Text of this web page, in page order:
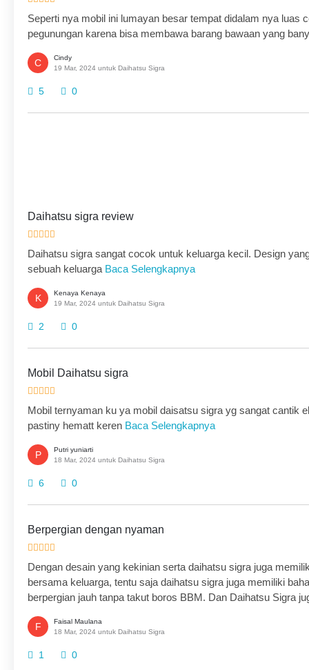
Seperti nya mobil ini lumayan besar tempat didalam nya luas
pegunungan karena bisa membawa barang bawaan yang
C
Cindy
19 Mar, 2024 untuk Daihatsu Sigra
5 0
Daihatsu sigra review
Daihatsu sigra sangat cocok untuk keluarga kecil. Design
sebuah keluarga Baca Selengkapnya
K
Kenaya Kenaya
19 Mar, 2024 untuk Daihatsu Sigra
2 0
Mobil Daihatsu sigra
Mobil ternyaman ku ya mobil daisatsu sigra yg sangat cantik
pastiny hematt keren Baca Selengkapnya
P
Putri yuniarti
18 Mar, 2024 untuk Daihatsu Sigra
6 0
Berpergian dengan nyaman
Dengan desain yang kekinian serta daihatsu sigra juga
bersama keluarga, tentu saja daihatsu sigra juga memiliki
berpergian jauh tanpa takut boros BBM. Dan Daihatsu Sigra
F
Faisal Maulana
18 Mar, 2024 untuk Daihatsu Sigra
1 0